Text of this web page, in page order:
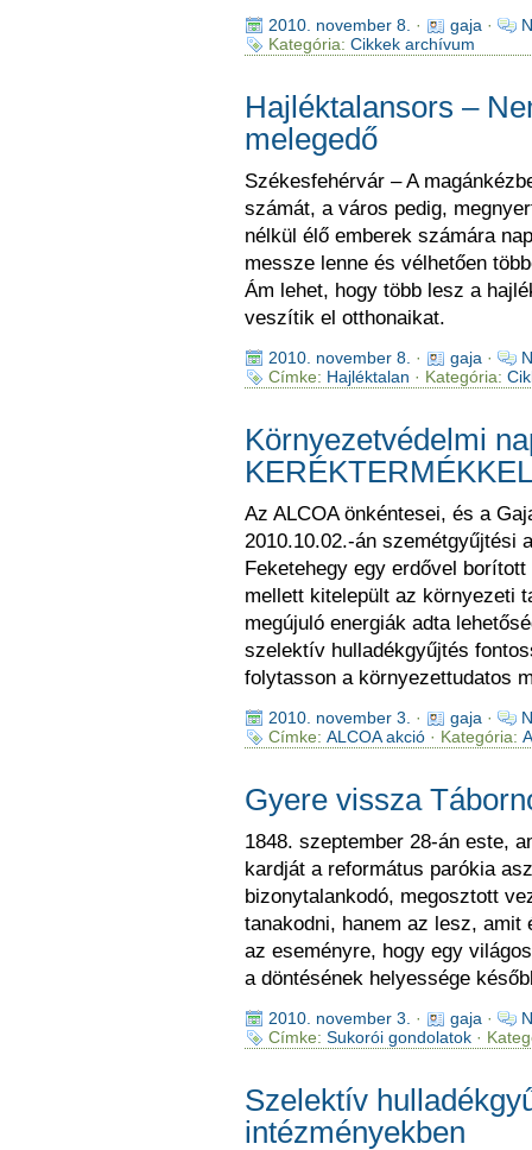
2010. november 8. · gaja ·
Kategória: Cikkek archívum
Hajléktalansors –
melegedő
Székesfehérvár – A
számát, a város pedig,
nélkül élő emberek számára
messze lenne és vélhetően
Ám lehet, hogy több lesz a
veszítik el otthonaikat.
2010. november 8. · gaja ·
Címke: Hajléktalan · Kategória:
Környezetvédelmi
KERÉKTERMÉKKEL
Az ALCOA önkéntesei, és a
2010.10.02.-án szemétgyűjtési
Feketehegy egy erdővel
mellett kitelepült az környezeti
megújuló energiák adta
szelektív hulladékgyűjtés
folytasson a környezettudatos
2010. november 3. · gaja ·
Címke: ALCOA akció· Kategória:
Gyere vissza
1848. szeptember 28-án este,
kardját a református parókia
bizonytalankodó, megosztott
tanakodni, hanem az lesz, amit
az eseményre, hogy egy
a döntésének helyessége
2010. november 3. · gaja ·
Címke: Sukorói gondolatok·
Szelektív
intézményekben